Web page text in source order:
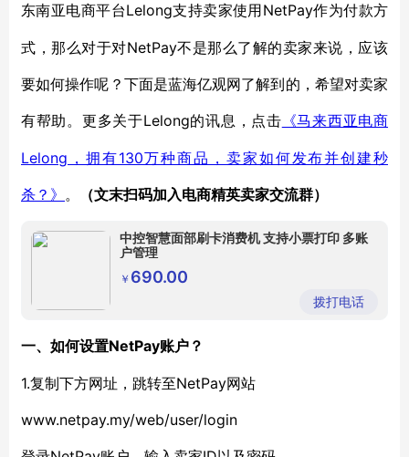
东南亚电商平台Lelong支持卖家使用NetPay作为付款方
式，那么对于对NetPay不是那么了解的卖家来说，应该
要如何操作呢？下面是蓝海亿观网了解到的，希望对卖家
有帮助。 更多关于Lelong的讯息，点击 《马来西亚电商
Lelong，拥有130万种商品，卖家如何发布并创建秒
杀？》
。 （文末扫码加 入电商精英卖家交流群）
中控智慧面部刷卡消费机 支持小票打印 多账
户管理
￥ 690.00
拨打电话
一、如何设置NetPay账户？
1.复制下方网址，跳转至NetPay网站
www.netpay.my/web/user/login